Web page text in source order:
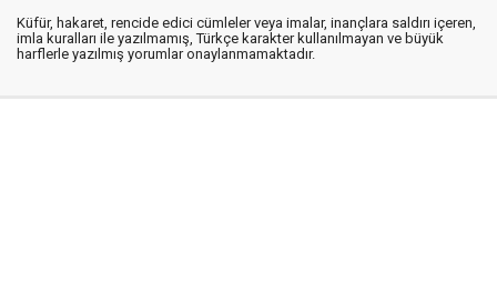
Küfür, hakaret, rencide edici cümleler veya imalar, inançlara saldırı içeren,
imla kuralları ile yazılmamış, Türkçe karakter kullanılmayan ve büyük
harflerle yazılmış yorumlar onaylanmamaktadır.